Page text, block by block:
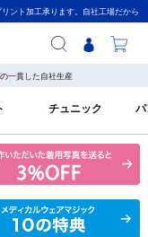
ント加工承ります。自社工場だから
ク
一貫した自社生産
チュニック